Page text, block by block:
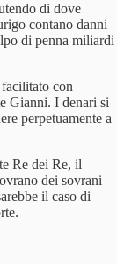
di dove
contano danni
di penna miliardi
con
Gianni. I denari si
perpetuamente a
Re dei Re, il
dei sovrani
il caso di